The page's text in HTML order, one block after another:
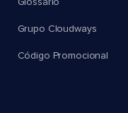
Glossário
Grupo Cloudways
Código Promocional